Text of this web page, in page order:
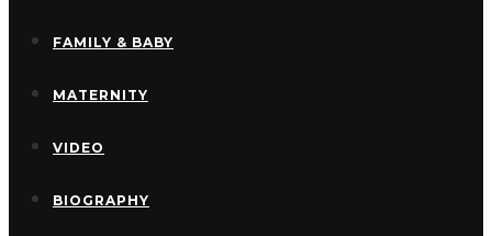
FAMILY & BABY
MATERNITY
VIDEO
BIOGRAPHY